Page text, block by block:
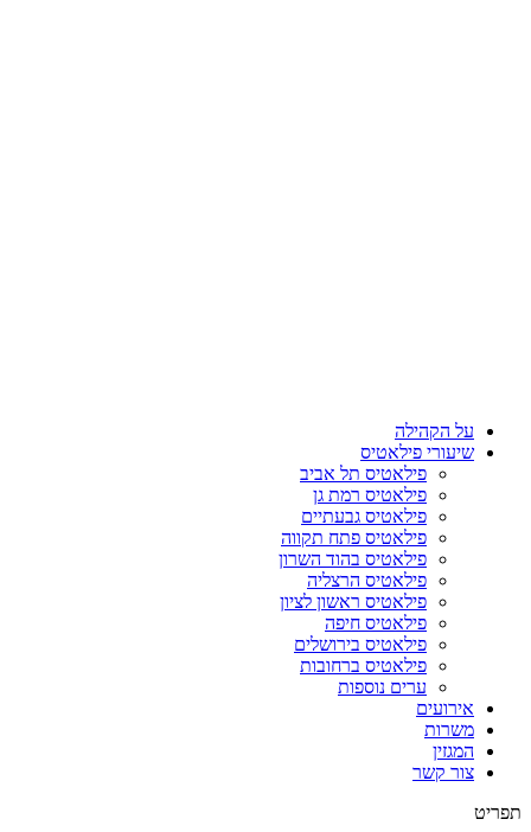
על הקהילה
שיעורי פילאטיס
פילאטיס תל אביב
פילאטיס רמת גן
פילאטיס גבעתיים
פילאטיס פתח תקווה
פילאטיס בהוד השרון
פילאטיס הרצליה
פילאטיס ראשון לציון
פילאטיס חיפה
פילאטיס בירושלים
פילאטיס ברחובות
ערים נוספות
אירועים
משרות
המגזין
צור קשר
תפריט